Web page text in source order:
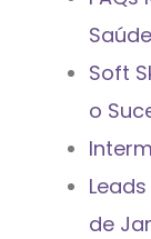
Saúde
Soft
o
de